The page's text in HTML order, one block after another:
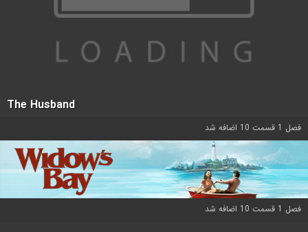
The Husband
فصل 1 قسمت 10 اضافه شد
فصل 1 قسمت 10 اضافه شد